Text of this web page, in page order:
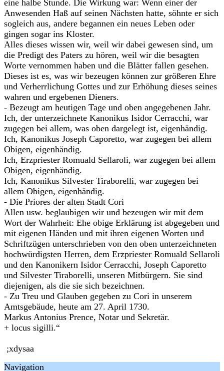
eine halbe Stunde. Die Wirkung war: Wenn einer der
Anwesenden Haß auf seinen Nächsten hatte, söhnte er sich
sogleich aus, andere begannen ein neues Leben oder
gingen sogar ins Kloster.
Alles dieses wissen wir, weil wir dabei gewesen sind, um
die Predigt des Paters zu hören, weil wir die besagten
Worte vernommen haben und die Blätter fallen gesehen.
Dieses ist es, was wir bezeugen können zur größeren Ehre
und Verherrlichung Gottes und zur Erhöhung dieses seines
wahren und ergebenen Dieners.
- Bezeugt am heutigen Tage und oben angegebenen Jahr.
Ich, der unterzeichnete Kanonikus Isidor Cerracchi, war
zugegen bei allem, was oben dargelegt ist, eigenhändig.
Ich, Kanonikus Joseph Caporetto, war zugegen bei allem
Obigen, eigenhändig.
Ich, Erzpriester Romuald Sellaroli, war zugegen bei allem
Obigen, eigenhändig.
Ich, Kanonikus Silvester Tiraborelli, war zugegen bei
allem Obigen, eigenhändig.
- Die Priores der alten Stadt Cori
Allen usw. beglaubigen wir und bezeugen wir mit dem
Wort der Wahrheit: Ehe obige Erklärung ist abgegeben und
mit eigenen Händen und mit ihren eigenen Worten und
Schriftzügen unterschrieben von den oben unterzeichneten
hochwürdigsten Herren, dem Erzpriester Romuald Sellaroli
und den Kanonikern Isidor Cerracchi, Joseph Caporetto
und Silvester Tiraborelli, unseren Mitbürgern. Sie sind
diejenigen, als die sie sich bezeichnen.
- Zu Treu und Glauben gegeben zu Cori in unserem
Amtsgebäude, heute am 27. April 1730.
Markus Antonius Prence, Notar und Sekretär.
+ locus sigilli.“
;xdysaa
Navigation